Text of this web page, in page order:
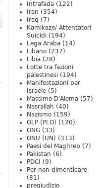
Intrafada (122)
Iran (354)
Iraq (7)
Kamikaze/ Attentatori
Suicidi (194)
Lega Araba (14)
Libano (237)
Libia (28)
Lotte tra fazioni
palestinesi (194)
Manifestazioni per
Israele (5)
Massimo D'Alema (57)
Nasrallah (40)
Nazismo (159)
OLP (PLO) (120)
ONG (33)
ONU (UN) (313)
Paesi del Maghreb (7)
Pakistan (6)
PDCI
(9)
Per non dimenticare
(81)
pregiudizio